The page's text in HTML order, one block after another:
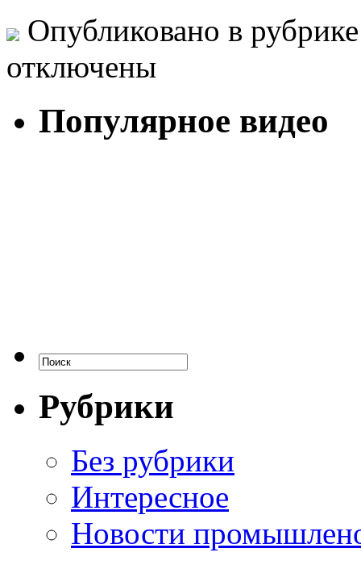
Опубликовано в
отключены
Популярное видео
Рубрики
Без рубрики
Интересное
Новости